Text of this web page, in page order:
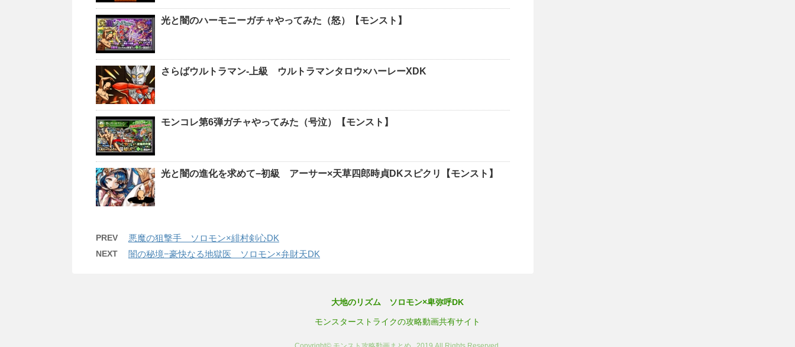
光と闇のハーモニーガチャやってみた（怒）【モンスト】
さらばウルトラマン-上級 ウルトラマンタロウ×ハーレーXDK
モンコレ第6弾ガチャやってみた（号泣）【モンスト】
光と闇の進化を求めて−初級 アーサー×天草四郎時貞DKスピクリ【モンスト】
PREV 悪魔の狙撃手 ソロモン×緋村剣心DK
NEXT 闇の秘境−豪快なる地獄医 ソロモン×弁財天DK
大地のリズム ソロモン×卑弥呼DK
モンスターストライクの攻略動画共有サイト